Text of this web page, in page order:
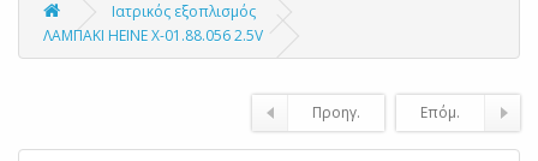
Ιατρικός εξοπλισμός
ΛΑΜΠΑΚΙ ΗΕΙΝΕ Χ-01.88.056 2.5V
Προηγ. Επόμ.